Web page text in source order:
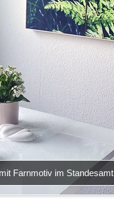
Farnmotiv im Standesamt